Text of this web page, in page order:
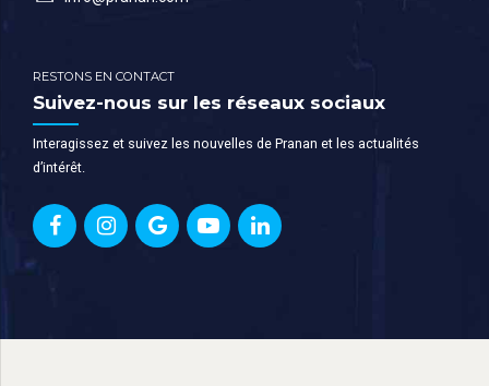
RESTONS EN CONTACT
Suivez-nous sur les réseaux sociaux
Interagissez et suivez les nouvelles de Pranan et les actualités
d’intérêt.